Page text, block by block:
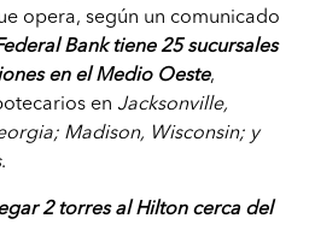
opera, según un comunicado
Bank tiene 25 sucursales
en el Medio Oeste,
en Jacksonville,
Madison, Wisconsin; y
.
2 torres al Hilton cerca del